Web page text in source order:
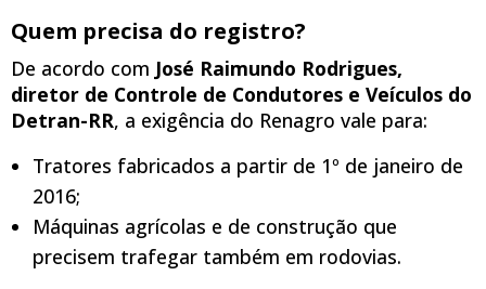
Quem precisa do registro?
De acordo com José Raimundo Rodrigues,
diretor de Controle de Condutores e Veículos do
Detran-RR, a exigência do Renagro vale para:
Tratores fabricados a partir de 1º de janeiro de
2016;
Máquinas agrícolas e de construção que
precisem trafegar também em rodovias.